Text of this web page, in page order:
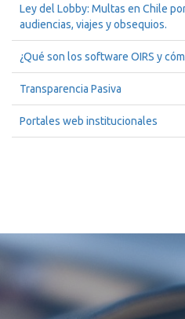
Ley del Lobby: Multas en Chile
audiencias, viajes y obsequios.
¿Qué son los software OIRS y
Transparencia Pasiva
Portales web institucionales